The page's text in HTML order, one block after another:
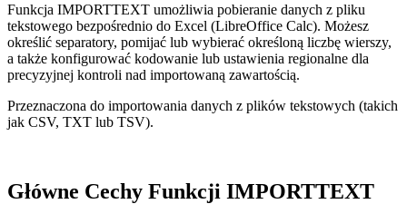
Funkcja IMPORTTEXT umożliwia pobieranie danych z pliku
tekstowego bezpośrednio do Excel (LibreOffice Calc). Możesz
określić separatory, pomijać lub wybierać określoną liczbę wierszy,
a także konfigurować kodowanie lub ustawienia regionalne dla
precyzyjnej kontroli nad importowaną zawartością.
Przeznaczona do importowania danych z plików tekstowych (takich
jak CSV, TXT lub TSV).
Główne Cechy Funkcji IMPORTTEXT